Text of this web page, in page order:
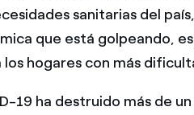
sanitarias del
que está golpeando,
los hogares con más
19 ha destruido más de